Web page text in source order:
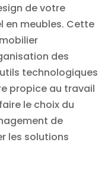
de votre
en meubles. Cette
des
technologiques
propice au travail
le choix du
de
les solutions